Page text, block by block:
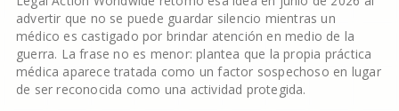
advertir que no se puede guardar silencio mientras un
médico es castigado por brindar atención en medio de la
guerra. La frase no es menor: plantea que la propia práctica
médica aparece tratada como un factor sospechoso en lugar
de ser reconocida como una actividad protegida.